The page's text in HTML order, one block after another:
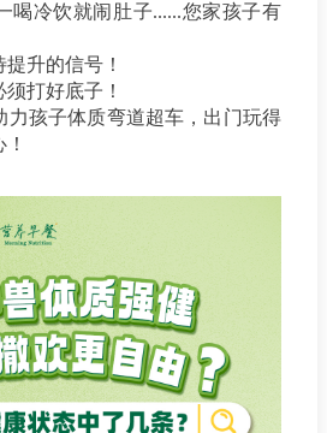
喝冷饮就闹肚子......您家孩子有
升的信号！
打好底子！
力孩子体质弯道超车，出门玩得